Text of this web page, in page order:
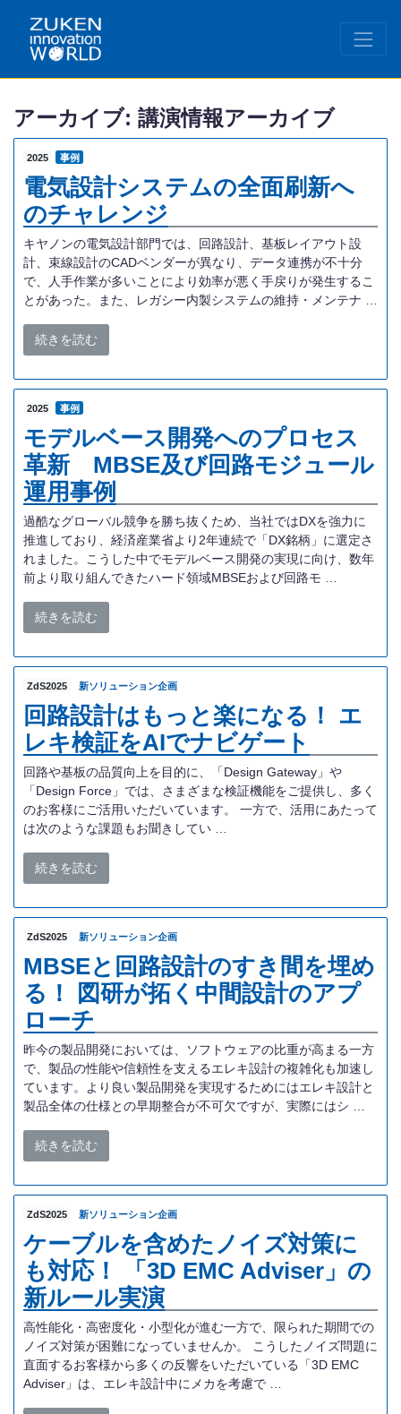
アーカイブ: 講演情報アーカイブ
2025 事例
電気設計システムの全面刷新へ
のチャレンジ
キヤノンの電気設計部門では、回路設計、基板レイアウト設
計、束線設計のCADベンダーが異なり、データ連携が不十分
で、人手作業が多いことにより効率が悪く手戻りが発生するこ
とがあった。また、レガシー内製システムの維持・メンテナ …
続きを読む
2025 事例
モデルベース開発へのプロセス
革新 MBSE及び回路モジュール
運用事例
過酷なグローバル競争を勝ち抜くため、当社ではDXを強力に
推進しており、経済産業省より2年連続で「DX銘柄」に選定さ
れました。こうした中でモデルベース開発の実現に向け、数年
前より取り組んできたハード領域MBSEおよび回路モ …
続きを読む
ZdS2025 新ソリューション企画
回路設計はもっと楽になる！ エ
レキ検証をAIでナビゲート
回路や基板の品質向上を目的に、「Design Gateway」や
「Design Force」では、さまざまな検証機能をご提供し、多く
のお客様にご活用いただいています。 一方で、活用にあたって
は次のような課題もお聞きしてい …
続きを読む
ZdS2025 新ソリューション企画
MBSEと回路設計のすき間を埋め
る！ 図研が拓く中間設計のアプ
ローチ
昨今の製品開発においては、ソフトウェアの比重が高まる一方
で、製品の性能や信頼性を支えるエレキ設計の複雑化も加速し
ています。より良い製品開発を実現するためにはエレキ設計と
製品全体の仕様との早期整合が不可欠ですが、実際にはシ …
続きを読む
ZdS2025 新ソリューション企画
ケーブルを含めたノイズ対策に
も対応！ 「3D EMC Adviser」の
新ルール実演
高性能化・高密度化・小型化が進む一方で、限られた期間での
ノイズ対策が困難になっていませんか。 こうしたノイズ問題に
直面するお客様から多くの反響をいただいている「3D EMC
Adviser」は、エレキ設計中にメカを考慮で …